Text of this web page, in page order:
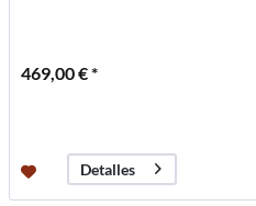
469,00 € *
Detalles